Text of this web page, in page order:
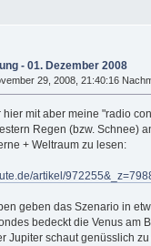
- 01. Dezember 2008
29, 2008, 21:40:16
hier mit aber meine "radio
Regen (bzw. Schnee)
+ Weltraum zu lesen:
artikel/
geben das Szenario in
bedeckt die Venus am
Jupiter schaut genüsslich zu